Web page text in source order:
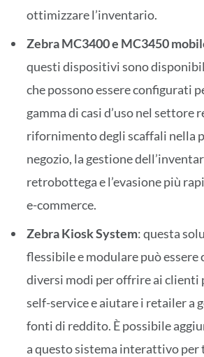
ottimizzare l’inventario.
Zebra MC3400 e MC3450
questi dispositivi sono
che possono essere configurati
gamma di casi d’uso nel settore
rifornimento degli scaffali nella
negozio, la gestione
retrobottega e l’evasione più
e-commerce.
Zebra Kiosk System: questa
flessibile e modulare può essere
diversi modi per offrire ai clienti
self-service e aiutare i retailer a
fonti di reddito. È possibile
a questo sistema interattivo